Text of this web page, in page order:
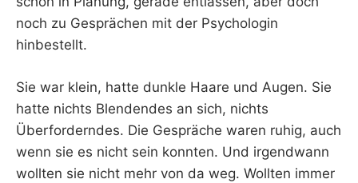
noch zu Gesprächen mit der Psychologin
hinbestellt.
Sie war klein, hatte dunkle Haare und Augen. Sie
hatte nichts Blendendes an sich, nichts
Überforderndes. Die Gespräche waren ruhig, auch
wenn sie es nicht sein konnten. Und irgendwann
wollten sie nicht mehr von da weg. Wollten immer